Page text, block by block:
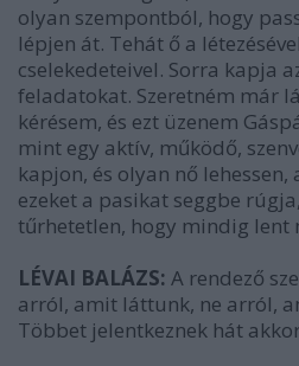
olyan szempontból, hogy
lépjen át. Tehát ő a
cselekedeteivel. Sorra kapja
feladatokat. Szeretném már
kérésem, és ezt üzenem
mint egy aktív, működő,
kapjon, és olyan nő lehessen,
ezeket a pasikat seggbe
tűrhetetlen, hogy mindig lent
LÉVAI BALÁZS: A rendező
arról, amit láttunk, ne arról,
Többet jelentkeznek hát